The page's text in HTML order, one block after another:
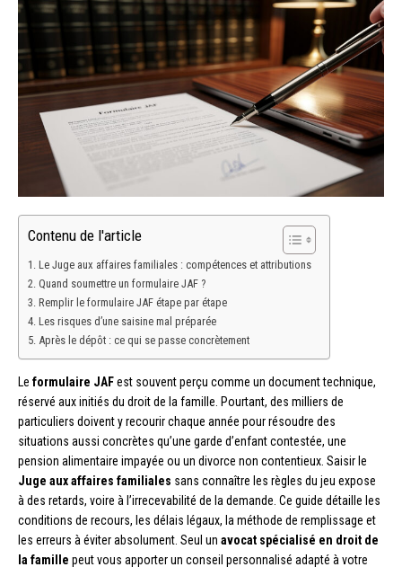
Contenu de l'article
Le Juge aux affaires familiales : compétences et attributions
Quand soumettre un formulaire JAF ?
Remplir le formulaire JAF étape par étape
Les risques d’une saisine mal préparée
Après le dépôt : ce qui se passe concrètement
Le formulaire JAFest souvent perçu comme un document technique,
réservé aux initiés du droit de la famille. Pourtant, des milliers de
particuliers doivent y recourir chaque année pour résoudre des
situations aussi concrètes qu’une garde d’enfant contestée, une
pension alimentaire impayée ou un divorce non contentieux. Saisir le
Juge aux affaires familiales sans connaître les règles du jeu expose
à des retards, voire à l’irrecevabilité de la demande. Ce guide détaille les
conditions de recours, les délais légaux, la méthode de remplissage et
les erreurs à éviter absolument. Seul un avocat spécialisé en droit de
la famille peut vous apporter un conseil personnalisé adapté à votre